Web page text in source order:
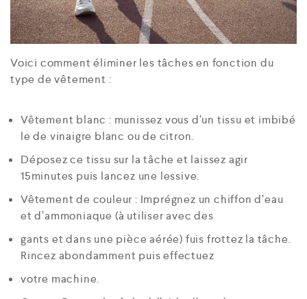
Voici comment éliminer les tâches en fonction du
type de vêtement :
Vêtement blanc : munissez vous d’un tissu et imbibé
le de vinaigre blanc ou de citron.
Déposez ce tissu sur la tâche et laissez agir
15minutes puis lancez une lessive.
Vêtement de couleur : Imprégnez un chiffon d’eau
et d’ammoniaque (à utiliser avec des
gants et dans une pièce aérée) fuis frottez la tâche.
Rincez abondamment puis effectuez
votre machine.